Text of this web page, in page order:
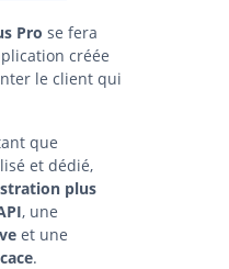
Pro se fera
créée
le client qui
que
et dédié,
plus
, une
et une
.